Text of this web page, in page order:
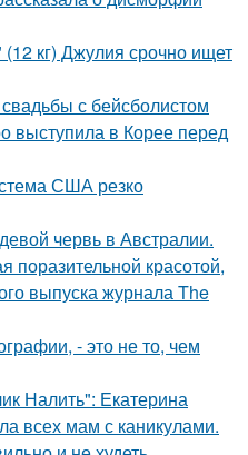
кг) Джулия срочно ищет
с бейсболистом
в Корее перед
США резко
червь в Австралии.
красотой,
выпуска журнала The
- это не то, чем
Налить": Екатерина
всех мам с каникулами.